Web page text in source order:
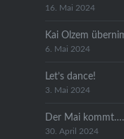
16. Mai 2024
Kai Olzem
6. Mai 2024
Let’s dance!
3. Mai 2024
Der Mai kommt….
30. April 2024